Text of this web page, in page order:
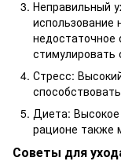
Неправильный
использование
недостаточное
Стресс:
Диета:
рационе также
Советы для